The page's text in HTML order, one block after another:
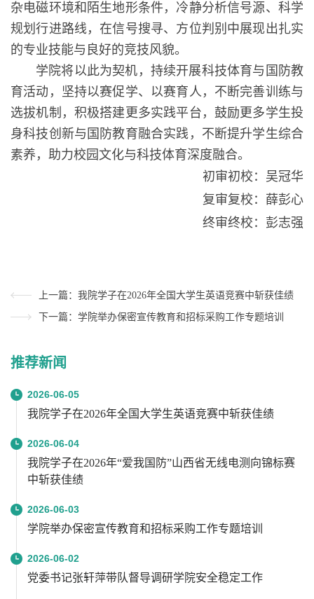
杂电磁环境和陌生地形条件，冷静分析信号源、科学
规划行进路线，在信号搜寻、方位判别中展现出扎实
的专业技能与良好的竞技风貌。
学院将以此为契机，持续开展科技体育与国防教
育活动，坚持以赛促学、以赛育人，不断完善训练与
选拔机制，积极搭建更多实践平台，鼓励更多学生投
身科技创新与国防教育融合实践，不断提升学生综合
素养，助力校园文化与科技体育深度融合。
初审初校：吴冠华
复审复校：薛彭心
终审终校：彭志强
上一篇：我院学子在2026年全国大学生英语竞赛中斩获佳绩
下一篇：学院举办保密宣传教育和招标采购工作专题培训
推荐新闻
2026-06-05
我院学子在2026年全国大学生英语竞赛中斩获佳绩
2026-06-04
我院学子在2026年“爱我国防”山西省无线电测向锦标赛
中斩获佳绩
2026-06-03
学院举办保密宣传教育和招标采购工作专题培训
2026-06-02
党委书记张轩萍带队督导调研学院安全稳定工作